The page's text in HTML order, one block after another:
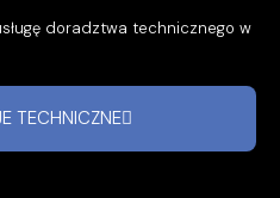
doradztwa technicznego w
TECHNICZNE